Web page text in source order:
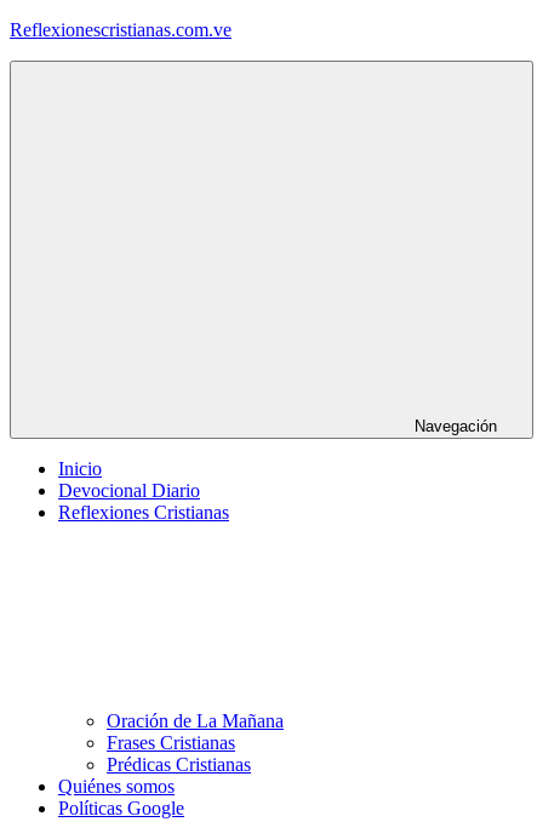
Saltar
Reflexionescristianas.com.ve
Navegación
Inicio
Devocional Diario
Reflexiones Cristianas
Oración de La Mañana
Frases Cristianas
Prédicas Cristianas
Quiénes somos
Políticas Google